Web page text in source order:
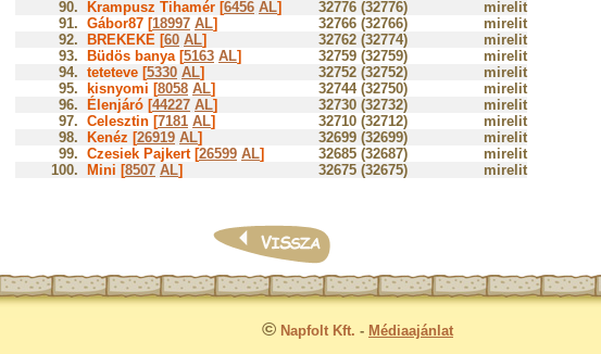
90.
Krampusz Tihamér [6456 AL] 32776 (32776)
mirelit
91. Gábor87 [18997 AL] 32766 (32766)
mirelit
92.
BREKEKE [60 AL] 32762 (32774)
mirelit
93.
Büdös banya [5163 AL] 32759 (32759)
mirelit
94. teteteve [5330 AL] 32752 (32752)
mirelit
95.
kisnyomi [8058 AL] 32744 (32750)
mirelit
96.
Élenjáró [44227 AL] 32730 (32732)
mirelit
97. Celesztin [7181 AL] 32710 (32712)
mirelit
98.
Kenéz [26919 AL] 32699 (32699)
mirelit
99. Czesiek Pajkert [26599 AL] 32685 (32687)
mirelit
100.
Mini [8507 AL] 32675 (32675) mirelit
© Napfolt Kft. - Médiaajánlat